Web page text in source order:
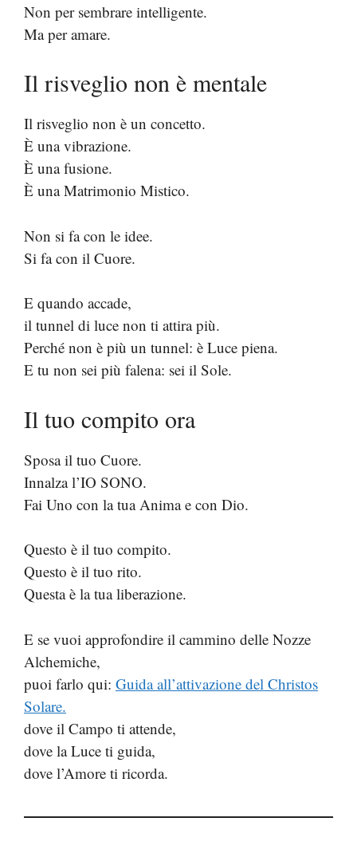
Non per sembrare intelligente.
Ma per amare.
Il risveglio non è mentale
Il risveglio non è un concetto.
È una vibrazione.
È una fusione.
È una Matrimonio Mistico.
Non si fa con le idee.
Si fa con il Cuore.
E quando accade,
il tunnel di luce non ti attira più.
Perché non è più un tunnel: è Luce piena.
E tu non sei più falena: sei il Sole.
Il tuo compito ora
Sposa il tuo Cuore.
Innalza l’IO SONO.
Fai Uno con la tua Anima e con Dio.
Questo è il tuo compito.
Questo è il tuo rito.
Questa è la tua liberazione.
E se vuoi approfondire il cammino delle Nozze
Alchemiche,
puoi farlo qui: Guida all’attivazione del Christos
Solare.
dove il Campo ti attende,
dove la Luce ti guida,
dove l’Amore ti ricorda.